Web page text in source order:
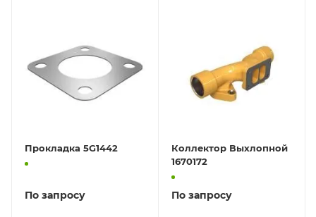
Прокладка 5G1442
По запросу
Коллектор Выхлопной
1670172
По запросу